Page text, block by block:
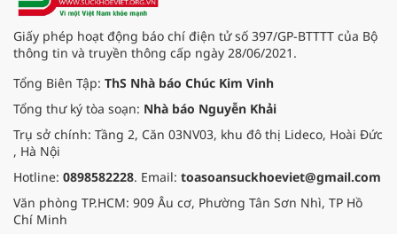
Giấy phép hoạt động báo chí điện tử số 397/GP-BTTTT của Bộ
thông tin và truyền thông cấp ngày 28/06/2021.
Tổng Biên Tập: ThS Nhà báo Chúc Kim Vinh
Tổng thư ký tòa soạn: Nhà báo Nguyễn Khải
Trụ sở chính: Tầng 2, Căn 03NV03, khu đô thị Lideco, Hoài Đức
, Hà Nội
Hotline: 0898582228. Email: toasoansuckhoeviet@gmail.com
Văn phòng TP.HCM: 909 Âu cơ, Phường Tân Sơn Nhì, TP Hồ
Chí Minh